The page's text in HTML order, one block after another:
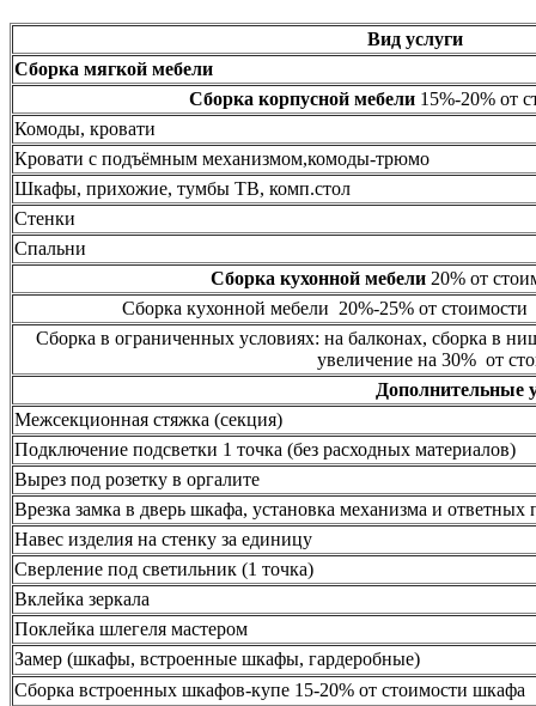
Вид услуги
Сборка мягкой мебели
Сборка корпусной мебели15%-20% от
Комоды, кровати
Кровати с подъёмным механизмом,комоды-трюмо
Шкафы, прихожие, тумбы ТВ, комп.стол
Стенки
Спальни
Сборка кухонной мебели20% от
Сборка кухонной мебели 20%-25% от стоимости
Сборка в ограниченных условиях: на балконах, сборка в
увеличение на 30% от
Дополнительные
Межсекционная стяжка (секция)
Подключение подсветки 1 точка (без расходных материалов)
Вырез под розетку в оргалите
Врезка замка в дверь шкафа, установка механизма и ответных
Навес изделия на стенку за единицу
Сверление под светильник (1 точка)
Вклейка зеркала
Поклейка шлегеля мастером
Замер (шкафы, встроенные шкафы, гардеробные)
Сборка встроенных шкафов-купе 15-20% от стоимости шкафа